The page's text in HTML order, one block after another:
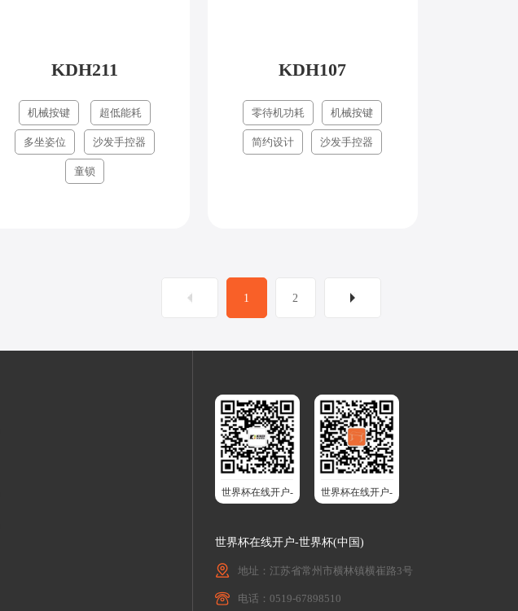
KDH211
机械按键 超低能耗
多坐姿位 沙发手控器
童锁
KDH107
零待机功耗 机械按键
简约设计 沙发手控器
1 2
世界杯在线开户-
份
世界杯在线开户-
能升降桌
世界杯在线开户-世界杯(中国)
地址：江苏省常州市横林镇横崔路3号
电话：0519-67898510